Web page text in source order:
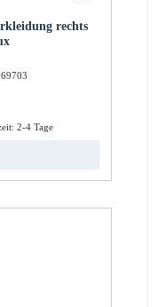
rechts
2-4 Tage